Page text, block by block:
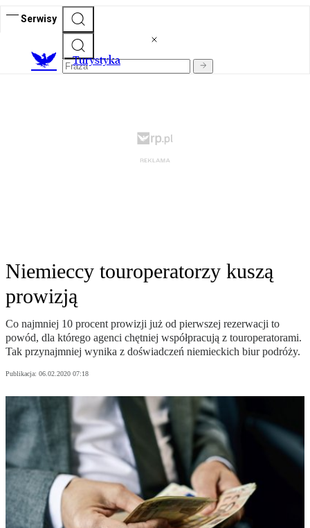
Serwisy
Turystyka
Niemieccy touroperatorzy kuszą
prowizją
Co najmniej 10 procent prowizji już od pierwszej rezerwacji to
powód, dla którego agenci chętniej współpracują z touroperatorami.
Tak przynajmniej wynika z doświadczeń niemieckich biur podróży.
Publikacja: 06.02.2020 07:18